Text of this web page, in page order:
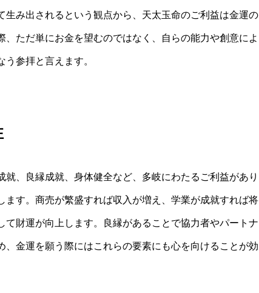
生み出されるという観点から、天太玉命のご利益は金運の
ただ単にお金を望むのではなく、自らの能力や創意によ
参拝と言えます。
、良縁成就、身体健全など、多岐にわたるご利益があり
ます。商売が繁盛すれば収入が増え、学業が成就すれば将
財運が向上します。良縁があることで協力者やパートナ
金運を願う際にはこれらの要素にも心を向けることが効